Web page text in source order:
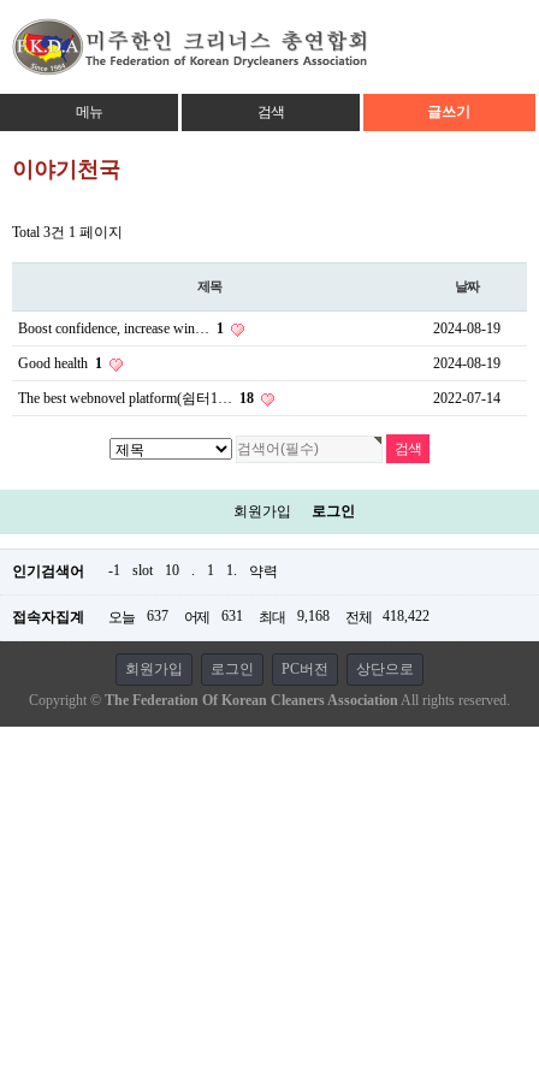
메뉴 검색 글쓰기
이야기천국
Total 3건 1 페이지
제목 날짜
Boost confidence, increase win… 1 2024-08-19
Good health 1 2024-08-19
The best webnovel platform(쉼터1… 18 2022-07-14
회원가입 로그인
인기검색어 -1 slot 10 . 1 1. 약력
접속자집계 오늘 637 어제 631 최대 9,168 전체 418,422
회원가입 로그인 PC버전
상단으로
Copyright © The Federation Of Korean Cleaners Association All rights reserved.